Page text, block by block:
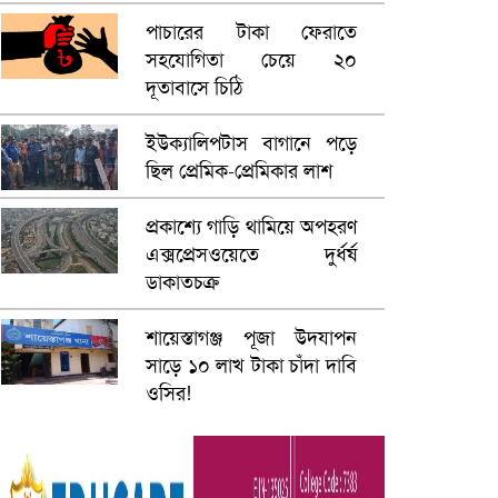
পাচারের টাকা ফেরাতে
সহযোগিতা চেয়ে ২০
দূতাবাসে চিঠি
ইউক্যালিপটাস বাগানে পড়ে
ছিল প্রেমিক-প্রেমিকার লাশ
প্রকাশ্যে গাড়ি থামিয়ে অপহরণ
এক্সপ্রেসওয়েতে দুর্ধর্ষ
ডাকাতচক্র
শায়েস্তাগঞ্জ পূজা উদযাপন
সাড়ে ১০ লাখ টাকা চাঁদা দাবি
ওসির!